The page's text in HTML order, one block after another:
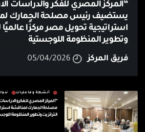
“المركز المصري للفكر والدراسات
يستضيف رئيس مصلحة الجمارك
استراتيجية تحويل مصر مركزًا عالميًا
وتطوير المنظومة اللوجستية
فريق المركز 05/04/2026
أنشطة وفاعليات
“المركز المصري للفكر
مصلحة الجمارك لمناقشة
الترانزيت وتطوير المنظومة